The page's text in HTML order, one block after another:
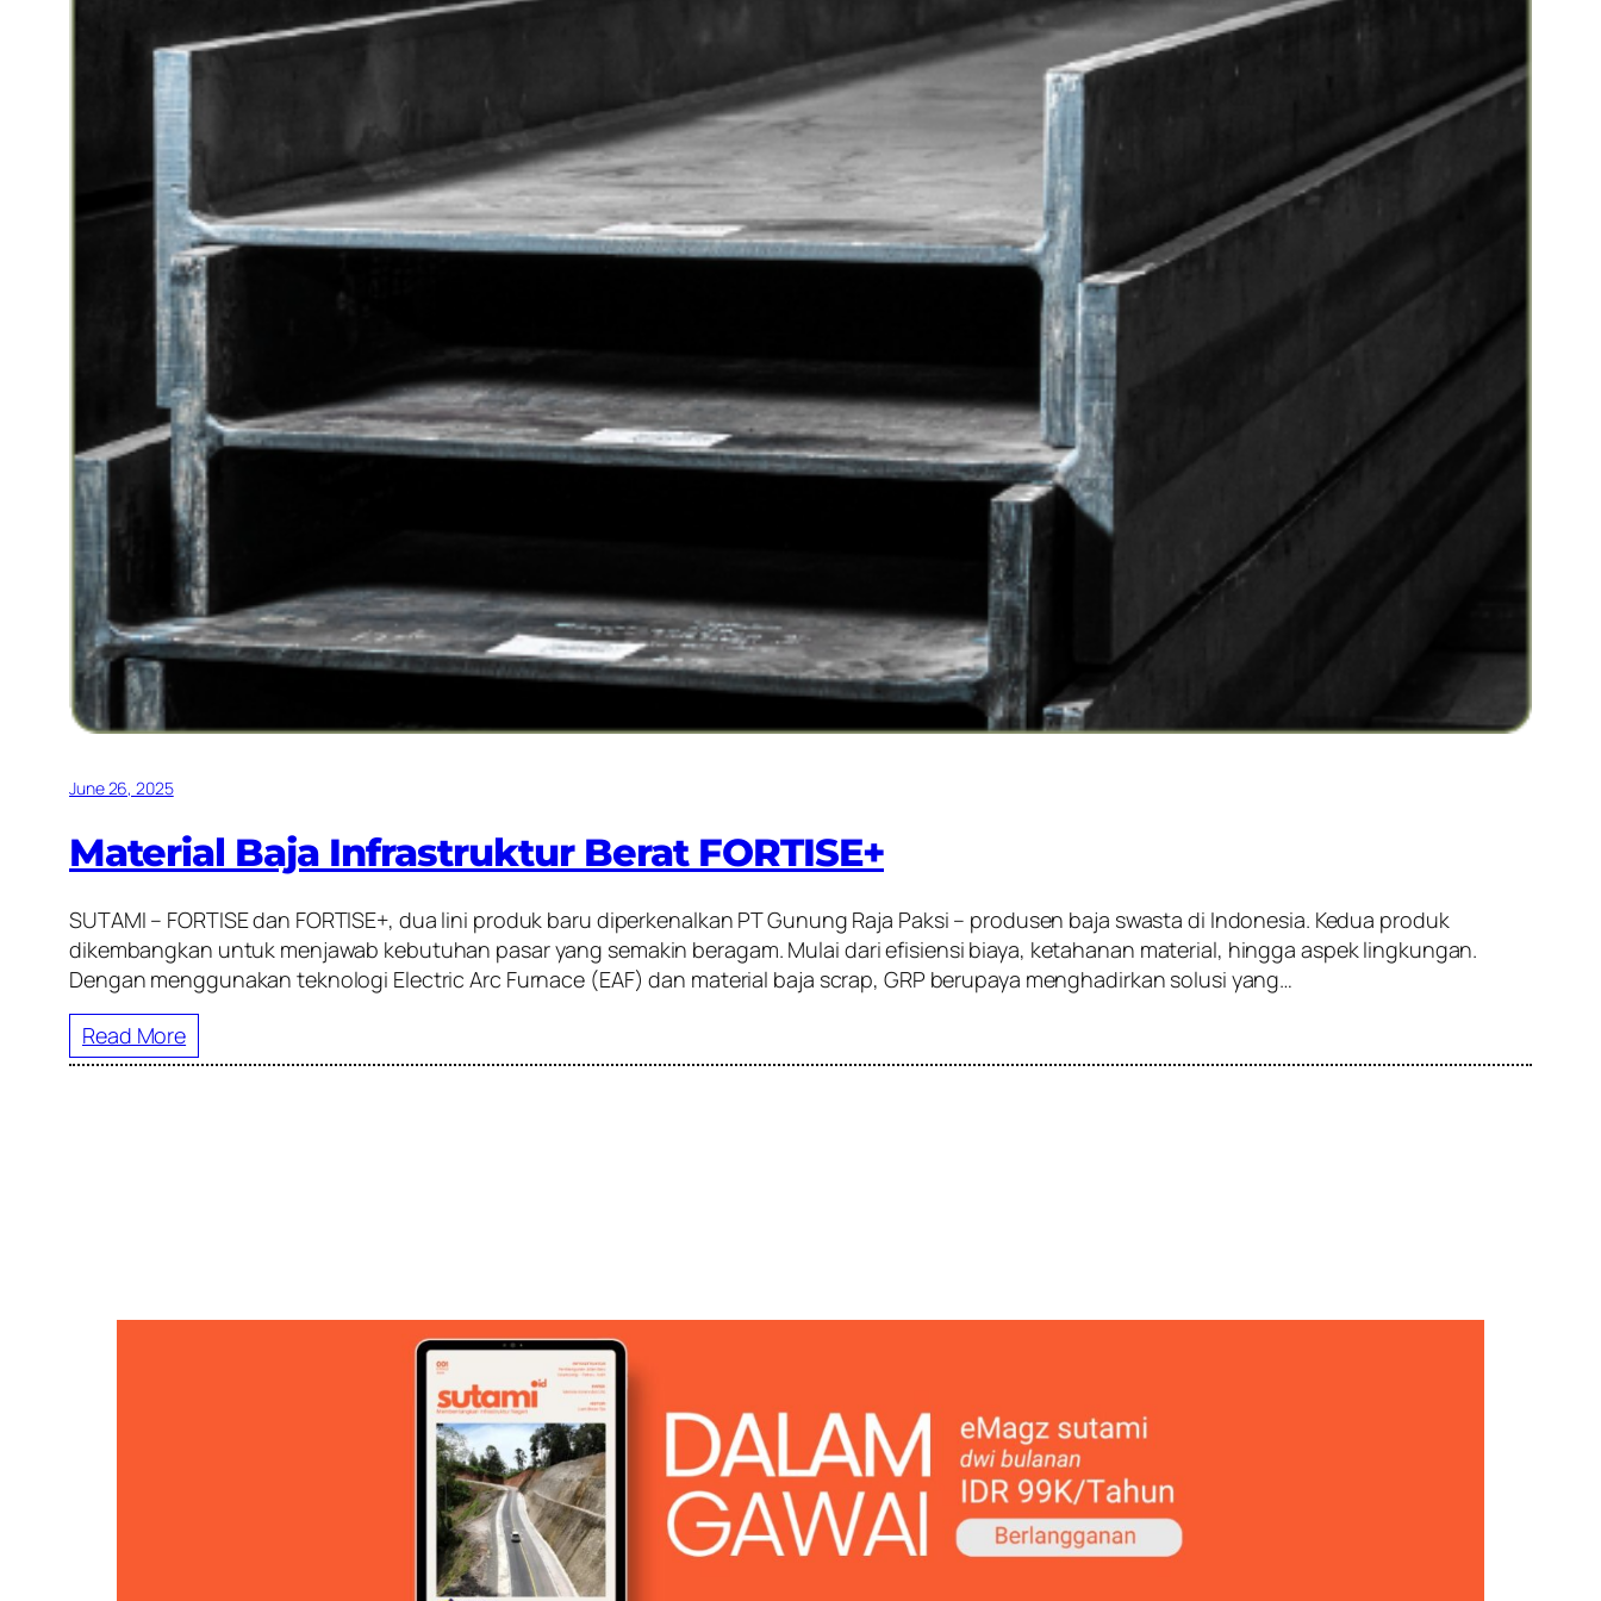
June 26, 2025
Material Baja Infrastruktur Berat FORTISE+
SUTAMI – FORTISE dan FORTISE+, dua lini produk baru diperkenalkan PT Gunung Raja Paksi – produsen baja swasta di Indonesia. Kedua produk
dikembangkan untuk menjawab kebutuhan pasar yang semakin beragam. Mulai dari efisiensi biaya, ketahanan material, hingga aspek lingkungan.
Dengan menggunakan teknologi Electric Arc Furnace (EAF) dan material baja scrap, GRP berupaya menghadirkan solusi yang…
Read More